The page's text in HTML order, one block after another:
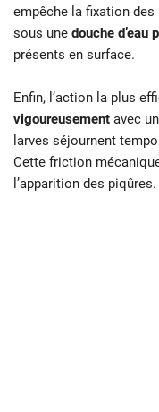
empêche la fixation des
sous une douche d’eau
présents en surface.
Enfin, l’action la plus
vigoureusement avec
larves séjournent
Cette friction
l’apparition des piqûres.